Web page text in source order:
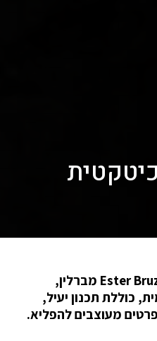
דירתה של האדריכלית Ester Bruzkus מברלין,
כוללת תכנון יעיל,
מעוצבים להפליא.